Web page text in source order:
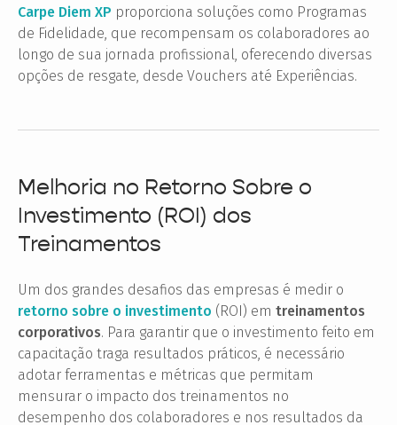
Carpe Diem XP proporciona soluções como Programas
de Fidelidade, que recompensam os colaboradores ao
longo de sua jornada profissional, oferecendo diversas
opções de resgate, desde Vouchers até Experiências.
Melhoria no Retorno Sobre o
Investimento (ROI) dos
Treinamentos
Um dos grandes desafios das empresas é medir o
retorno sobre o investimento (ROI) em treinamentos
corporativos. Para garantir que o investimento feito em
capacitação traga resultados práticos, é necessário
adotar ferramentas e métricas que permitam
mensurar o impacto dos treinamentos no
desempenho dos colaboradores e nos resultados da